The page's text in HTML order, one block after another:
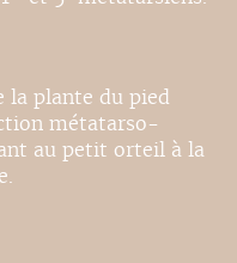
la plante du pied
métatarso-
au petit orteil à la